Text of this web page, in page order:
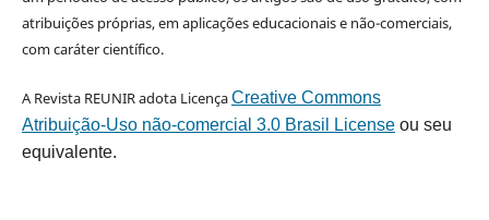
atribuições próprias, em aplicações educacionais e não-comerciais,
com caráter científico.
A Revista REUNIR adota LicençaCreative Commons
Atribuição-Uso não-comercial 3.0 Brasil Licenseou seu
equivalente.